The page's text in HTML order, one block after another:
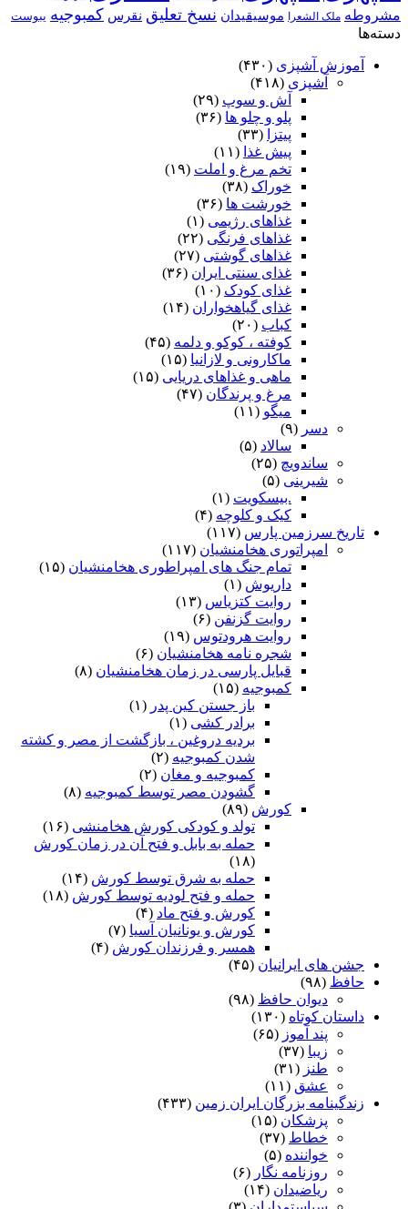
مشروطه ملک الشعرا موسیقیدان نسخ تعلیق نقرس کمبوجیه یبوست
دسته‌ها
آموزش آشپزی (۴۳۰)
آشپزی (۴۱۸)
آش و سوپ (۲۹)
پلو و چلو ها (۳۶)
پیتزا
(۳۳)
پیش غذا (۱۱)
تخم مرغ و املت (۱۹)
خوراک (۳۸)
خورشت ها (۳۶)
غذاهای رژیمی (۱)
غذاهای فرنگی (۲۲)
غذاهای گوشتی (۲۷)
غذای سنتی ایران (۳۶)
غذای کودک (۱۰)
غذای گیاهخواران (۱۴)
کباب (۲۰)
کوفته ، کوکو و دلمه (۴۵)
ماکارونی و لازانیا (۱۵)
ماهی و غذاهای دریایی (۱۵)
مرغ و پرندگان (۴۷)
میگو (۱۱)
دسر (۹)
سالاد (۵)
ساندویچ (۲۵)
شیرینی (۵)
.بیسکویت (۱)
کیک و کلوچه (۴)
تاریخ سرزمین پارس (۱۱۷)
امپراتوری هخامنشیان (۱۱۷)
تمام جنگ های امپراطوری هخامنشیان (۱۵)
داریوش (۱)
روایت کتزیاس (۱۳)
روایت گزنفن (۶)
روایت هرودتوس (۱۹)
شجره نامه هخامنشیان (۶)
قبایل پارسی در زمان هخامنشیان (۸)
کمبوجیه (۱۵)
باز جستن کین پدر (۱)
برادر کشی (۱)
بردیه دروغین ، بازگشت از مصر و کشته
شدن کمبوجیه (۲)
کمبوجیه و مغان (۲)
گشودن مصر توسط کمبوجیه (۸)
کورش (۸۹)
تولد و کودکی کورش هخامنشی (۱۶)
حمله به بابل و فتح آن در زمان کورش
(۱۸)
حمله به شرق توسط کورش (۱۴)
حمله و فتح لودیه توسط کورش (۱۸)
کورش و فتح ماد (۴)
کورش و یونانیان آسیا (۷)
همسر و فرزندان کورش (۴)
جشن های ایرانیان (۴۵)
حافظ (۹۸)
دیوان حافظ (۹۸)
داستان کوتاه (۱۳۰)
پند آموز (۶۵)
زیبا (۳۷)
طنز (۳۱)
عشق (۱۱)
زندگینامه بزرگان ایران زمین (۴۳۳)
پزشکان (۱۵)
خطاط (۳۷)
خواننده (۵)
روزنامه نگار (۶)
ریاضیدان (۱۴)